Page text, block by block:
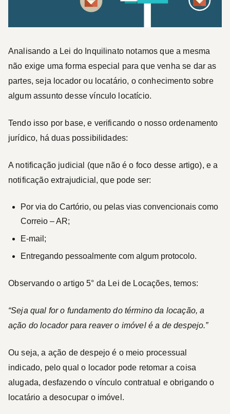
Analisando a Lei do Inquilinato notamos que a mesma
não exige uma forma especial para que venha se dar as
partes, seja locador ou locatário, o conhecimento sobre
algum assunto desse vínculo locatício.
Tendo isso por base, e verificando o nosso ordenamento
jurídico, há duas possibilidades:
A notificação judicial (que não é o foco desse artigo), e a
notificação extrajudicial, que pode ser:
Por via do Cartório, ou pelas vias convencionais como
Correio – AR;
E-mail;
Entregando pessoalmente com algum protocolo.
Observando o artigo 5° da Lei de Locações, temos:
“Seja qual for o fundamento do término da locação, a
ação do locador para reaver o imóvel é a de despejo.”
Ou seja, a ação de despejo é o meio processual
indicado, pelo qual o locador pode retomar a coisa
alugada, desfazendo o vínculo contratual e obrigando o
locatário a desocupar o imóvel.